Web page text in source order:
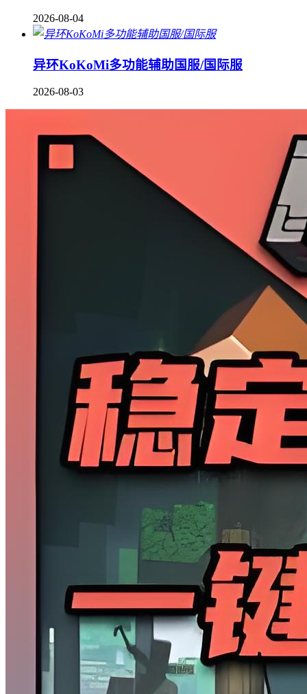
2026-08-04
异环KoKoMi多功能辅助国服/国际服
2026-08-03